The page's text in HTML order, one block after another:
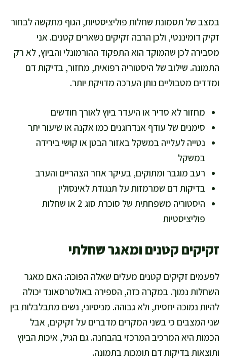
במצב של תסמונת שחלות פוליציסטיות, הגוף מתקשה לבחור
זקיק דומיננטי, ולכן הרבה זקיקים נשארים קטנים. אני
מסבירה לכן שהמוקד הוא התפקוד ההורמונלי והביוץ, לא רק
התמונה. שילוב של היסטוריה רפואית, מחזור, בדיקות דם
ומדדים מטבוליים נותן הערכה מדויקת יותר.
מחזור לא סדיר או היעדר ביוץ לאורך חודשים
סימנים של עודף אנדרוגנים כמו אקנה או שיעור יתר
נטייה לעלייה במשקל באזור הבטן או קושי בירידה
במשקל
רעב מוגבר ומתוקים, בעיקר אחר הצהריים והערב
בדיקות דם שמרמזות על תנגודת לאינסולין
היסטוריה משפחתית של סוכרת סוג 2 או שחלות
פוליציסטיות
זקיקים קטנים ומאגר שחלתי
לפעמים זקיקים קטנים מעלים שאלה הפוכה: האם מאגר
השחלות נמוך. במקרה כזה, הספירה באולטרסאונד יכולה
להיות נמוכה יחסית, ולא גבוהה. מניסיוני, נשים מתבלבלות בין
שני המצבים כי בשני המקרים מדברים על זקיקים, אבל
הכמות היא המרכיב המרכזי בהבחנה. גם הגיל, איכות הביוץ
ותוצאות בדיקות דם תומכות בתמונה.